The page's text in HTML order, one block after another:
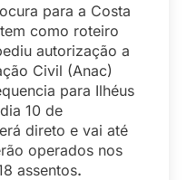
para a Costa
como roteiro
autorização a
Civil (Anac)
para Ilhéus
10 de
direto e vai até
operados nos
assentos.